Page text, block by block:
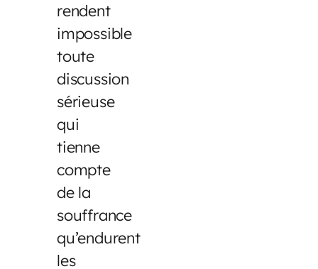
rendent
impossible
toute
discussion
sérieuse
qui
tienne
compte
de la
souffrance
qu’endurent
les